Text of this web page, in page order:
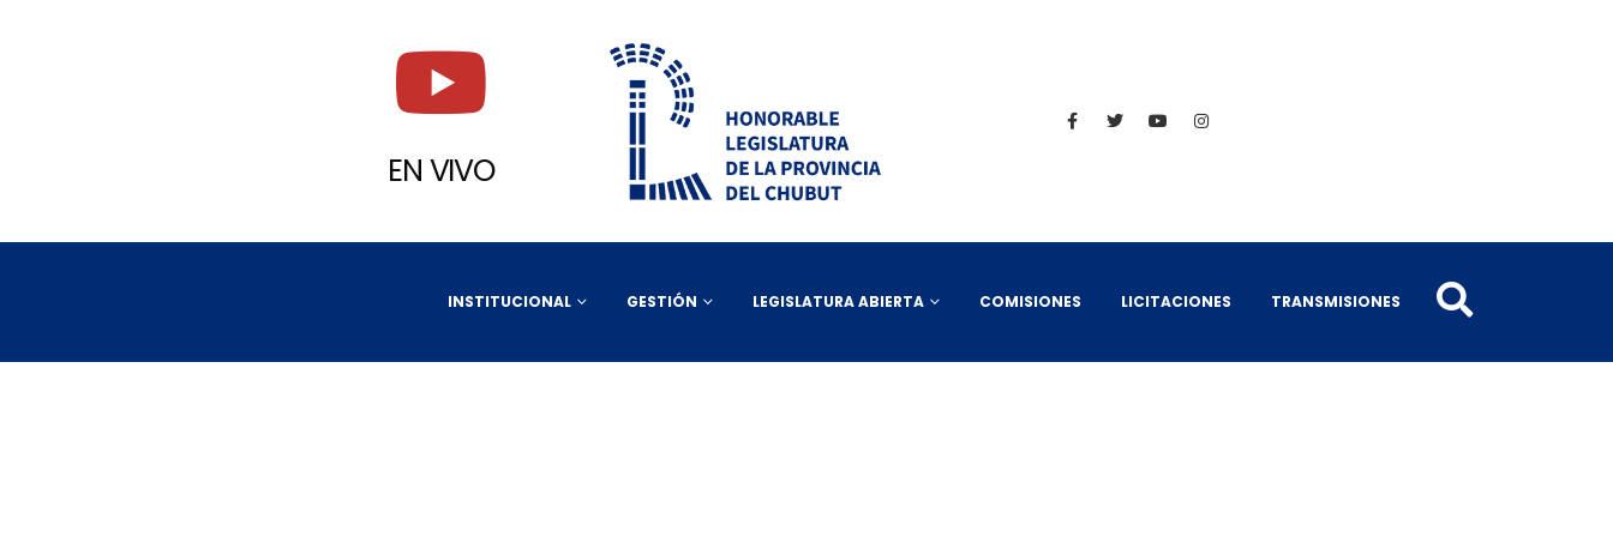
EN VIVO
INSTITUCIONAL GESTIÓN LEGISLATURA ABIERTA COMISIONES LICITACIONES TRANSMISIONES